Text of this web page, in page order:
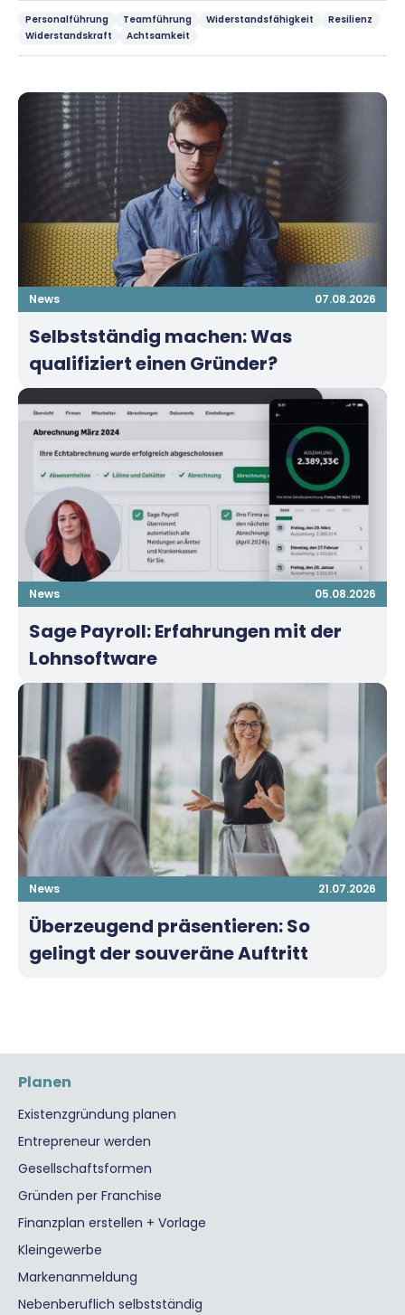
Personalführung Teamführung Widerstandsfähigkeit
Resilienz
Widerstandskraft
Achtsamkeit
07.08.2026
News
Selbstständig machen: Was
qualifiziert einen Gründer?
05.08.2026
News
Sage Payroll: Erfahrungen mit der
Lohnsoftware
21.07.2026
News
Überzeugend präsentieren: So
gelingt der souveräne Auftritt
Planen
Existenzgründung planen
Entrepreneur werden
Gesellschaftsformen
Gründen per Franchise
Finanzplan erstellen + Vorlage
Kleingewerbe
Markenanmeldung
Nebenberuflich selbstständig